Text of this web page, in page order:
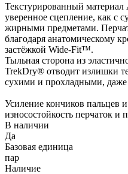
Текстурированный материал
уверенное сцепление, как с
жирными предметами.
благодаря анатомическому
застёжкой Wide-Fit™.
Тыльная сторона из
TrekDry® отводит излишки
сухими и прохладными,
Усиление кончиков пальцев
износостойкость перчаток и
В наличии
Да
Базовая единица
пар
Наличие